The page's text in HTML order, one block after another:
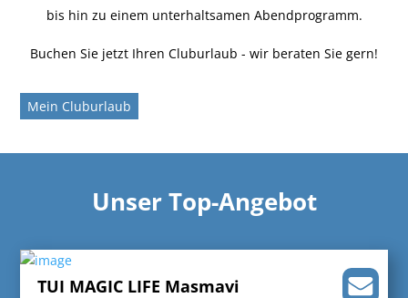
bis hin zu einem unterhaltsamen Abendprogramm.
Buchen Sie jetzt Ihren Cluburlaub - wir beraten Sie gern!
Mein Cluburlaub
Unser Top-Angebot
TUI MAGIC LIFE Masmavi